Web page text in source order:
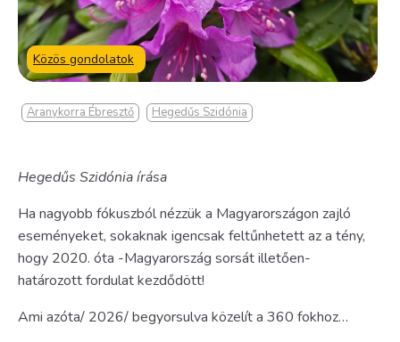
Közös gondolatok
Aranykorra Ébresztő Hegedűs Szidónia
Hegedűs Szidónia írása
Ha nagyobb fókuszból nézzük a Magyarországon zajló
eseményeket, sokaknak igencsak feltűnhetett az a tény,
hogy 2020. óta -Magyarország sorsát illetően-
határozott fordulat kezdődött!
Ami azóta/ 2026/ begyorsulva közelít a 360 fokhoz…